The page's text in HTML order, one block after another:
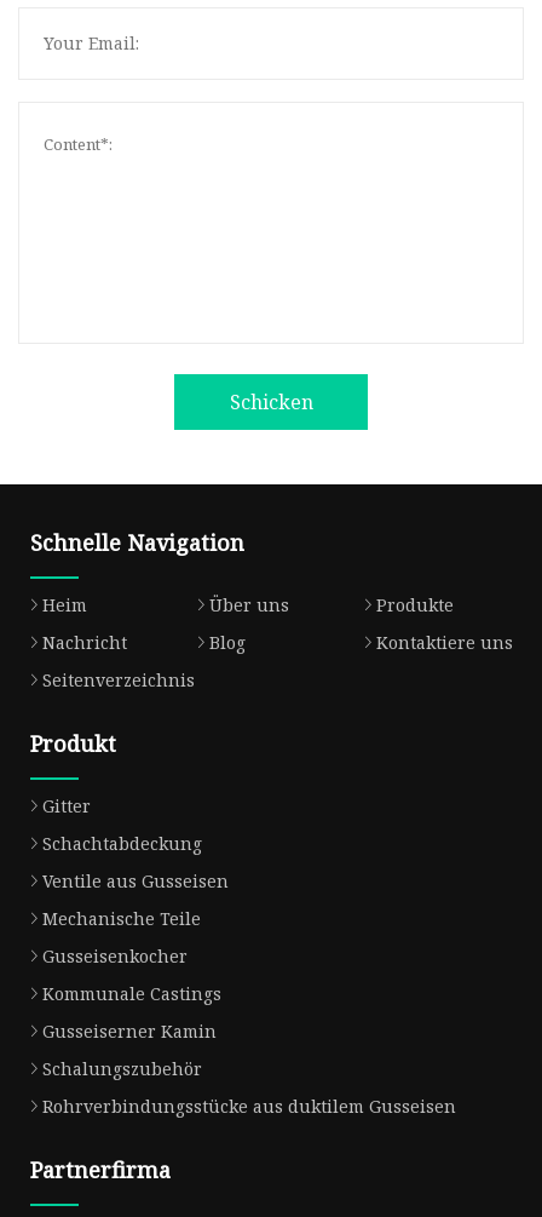
Schicken
Schnelle Navigation
Heim Über uns
Produkte
Nachricht
Blog
Kontaktiere uns
Seitenverzeichnis
Produkt
Gitter
Schachtabdeckung
Ventile aus Gusseisen
Mechanische Teile
Gusseisenkocher
Kommunale Castings
Gusseiserner Kamin
Schalungszubehör
Rohrverbindungsstücke aus duktilem Gusseisen
Partnerfirma